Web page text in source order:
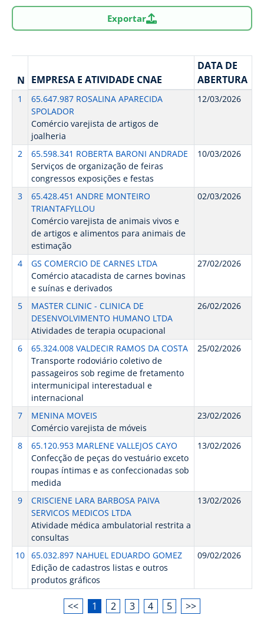
Exportar
N EMPRESA E ATIVIDADE CNAE
DATA DE
ABERTURA
1
65.647.987 ROSALINA APARECIDA
SPOLADOR
Comércio varejista de artigos de
joalheria
12/03/2026
2
65.598.341 ROBERTA BARONI ANDRADE
Serviços de organização de feiras
congressos exposições e festas
10/03/2026
3
65.428.451 ANDRE MONTEIRO
TRIANTAFYLLOU
Comércio varejista de animais vivos e
de artigos e alimentos para animais de
estimação
02/03/2026
4
GS COMERCIO DE CARNES LTDA
Comércio atacadista de carnes bovinas
e suínas e derivados
27/02/2026
5
MASTER CLINIC - CLINICA DE
DESENVOLVIMENTO HUMANO LTDA
Atividades de terapia ocupacional
26/02/2026
6
65.324.008 VALDECIR RAMOS DA COSTA
Transporte rodoviário coletivo de
passageiros sob regime de fretamento
intermunicipal interestadual e
internacional
25/02/2026
7
MENINA MOVEIS
Comércio varejista de móveis
23/02/2026
8
65.120.953 MARLENE VALLEJOS CAYO
Confecção de peças do vestuário exceto
roupas íntimas e as confeccionadas sob
medida
13/02/2026
9
CRISCIENE LARA BARBOSA PAIVA
SERVICOS MEDICOS LTDA
Atividade médica ambulatorial restrita a
consultas
13/02/2026
10 65.032.897 NAHUEL EDUARDO GOMEZ
Edição de cadastros listas e outros
produtos gráficos
09/02/2026
<< 1 2 3 4 5 >>